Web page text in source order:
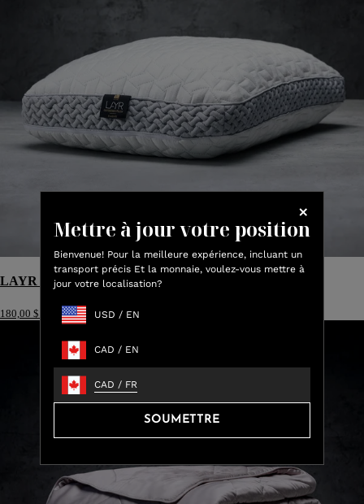
Mettre à jour votre position
Bienvenue! Pour la meilleure expérience, incluant un
transport précis Et la monnaie, voulez-vous mettre à
jour votre localisation?
USD / EN
CAD / EN
CAD / FR
SOUMETTRE
LAYR Oreiller personnalisable
180,00 $ CA